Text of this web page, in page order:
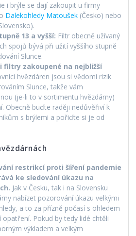
i brýle se dají zakoupit u firmy
Dalekohledy Matoušek (Česko) nebo
13 a vyšší: Filtr obecně užívaný
spojů bývá při užití vyššího stupně
Slunce.
filtry zakoupené na nejbližší
hvězdáren jsou si vědomi rizik
Slunce, takže vám
(je-li to v sortimentu hvězdárny)
Obecně buďte raději nedůvěřiví k
s brýlemi a pořiďte si je od
restrikcí proti šíření pandemie
ke sledování úkazu na
Jak v Česku, tak i na Slovensku
nabízet pozorování úkazu velkými
a to za přízně počasí s ohledem
Pokud by tedy lidé chtěli
výkladem a velkým